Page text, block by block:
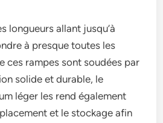
longueurs allant jusqu’à
à presque toutes les
ces rampes sont soudées par
solide et durable, le
léger les rend également
et le stockage afin